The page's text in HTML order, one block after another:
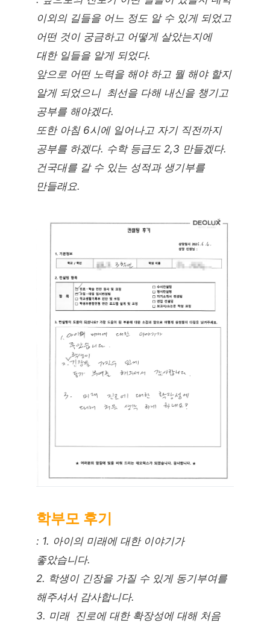
이외의 길들을 어느 정도 알 수 있게 되었고
어떤 것이 궁금하고 어떻게 살았는지에
대한 일들을 알게 되었다.
앞으로 어떤 노력을 해야 하고 뭘 해야 할지
알게 되었으니 최선을 다해 내신을 챙기고
공부를 해야겠다.
또한 아침 6시에 일어나고 자기 직전까지
공부를 하겠다. 수학 등급도 2,3 만들겠다.
건국대를 갈 수 있는 성적과 생기부를
만들래요.
학부모 후기
: 1. 아이의 미래에 대한 이야기가
좋았습니다.
2. 학생이 긴장을 가질 수 있게 동기부여를
해주셔서 감사합니다.
3. 미래 진로에 대한 확장성에 대해 처음